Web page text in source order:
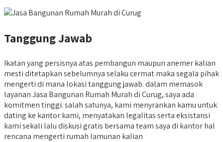
Tanggung Jawab
Ikatan yang persisnya atas pembangun maupun anemer kalian
mesti ditetapkan sebelumnya selaku cermat maka segala pihak
mengerti di mana lokasi tanggung jawab. dalam memasok
layanan Jasa Bangunan Rumah Murah di Curug, saya ada
komitmen tinggi. salah satunya, kami menyrankan kamu untuk
dating ke kantor kami, menyatakan legalitas serta eksistansi
kami sekali lalu diskusi gratis bersama team saya di kantor hal
rencana mengerti rumah lamunan kalian